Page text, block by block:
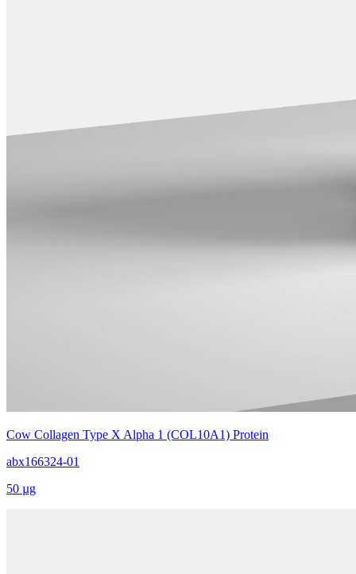
Cow Collagen Type X Alpha 1 (COL10A1) Protein
abx166324-01
50 µg